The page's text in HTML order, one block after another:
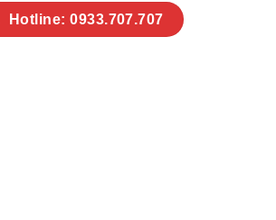
Hotline: 0933.707.707